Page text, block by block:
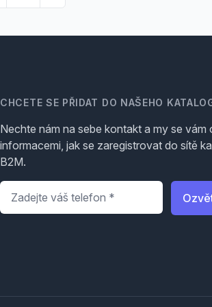
CHCETE SE PŘIDAT DO NAŠEHO
Nechte nám na sebe kontakt a my se vám
informacemi, jak se zaregistrovat do sítě
B2M.
Telefon